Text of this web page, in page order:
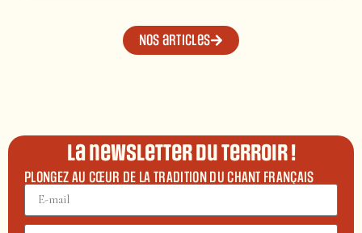
Nos articles
La newsletter du terroir !
PLONGEZ AU CŒUR DE LA TRADITION DU CHANT FRANÇAIS